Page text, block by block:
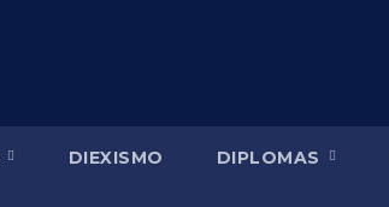
DIEXISMO DIPLOMAS